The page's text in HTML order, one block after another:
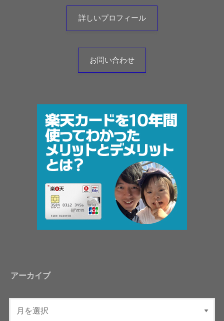
詳しいプロフィール
お問い合わせ
アーカイブ